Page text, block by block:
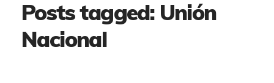
Posts tagged: Unión
Nacional